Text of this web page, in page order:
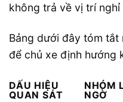
không trả về vị trí nghỉ
Bảng dưới đây tóm tắt
để chủ xe định hướng
DẤU HIỆU
QUAN SÁT
NHÓM
NGỜ